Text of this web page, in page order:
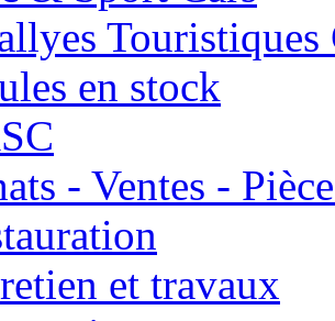
en stock
- Ventes -
et travaux